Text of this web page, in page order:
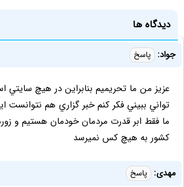
دیدگاه ها
جواد: پاسخ
عزيز من ما تحريميم بنابراين در هيچ سايتي
تواني ببيني فكر كنم خبر گزاري هم نتوانست
ما فقط ابر قدرت مردمان خودمان هستيم و
كشور به هيچ كس نميرسد
مهدی: پاسخ